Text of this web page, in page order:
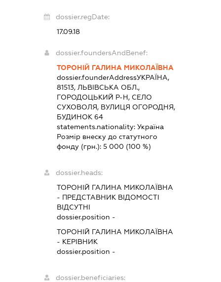
dossier.regDate:
17.09.18
dossier.foundersAndBenef:
ТОРОНІЙ ГАЛИНА МИКОЛАЇВНА
dossier.founderAddressУКРАЇНА,
81513, ЛЬВІВСЬКА ОБЛ.,
ГОРОДОЦЬКИЙ Р-Н, СЕЛО
СУХОВОЛЯ, ВУЛИЦЯ ОГОРОДНЯ,
БУДИНОК 64
statements.nationality: Україна
Розмір внеску до статутного
фонду (грн.): 5 000 (100 %)
dossier.heads:
ТОРОНІЙ ГАЛИНА МИКОЛАЇВНА
- ПРЕДСТАВНИК ВІДОМОСТІ
ВІДСУТНІ
dossier.position -
ТОРОНІЙ ГАЛИНА МИКОЛАЇВНА
- КЕРІВНИК
dossier.position -
dossier.beneficiaries: